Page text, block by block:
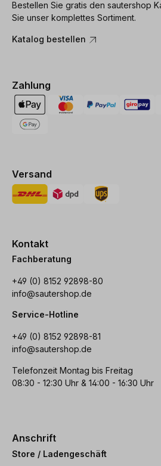
Bestellen Sie gratis den sautershop
Sie unser komplettes Sortiment.
Katalog bestellen
Zahlung
Versand
Kontakt
Fachberatung
+49 (0) 8152 92898-80
info@sautershop.de
Service-Hotline
+49 (0) 8152 92898-81
info@sautershop.de
Telefonzeit Montag bis Freitag
08:30 - 12:30 Uhr & 14:00 - 16:30 Uhr
Anschrift
Store / Ladengeschäft